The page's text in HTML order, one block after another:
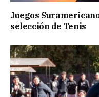
Juegos
selección de Tenis